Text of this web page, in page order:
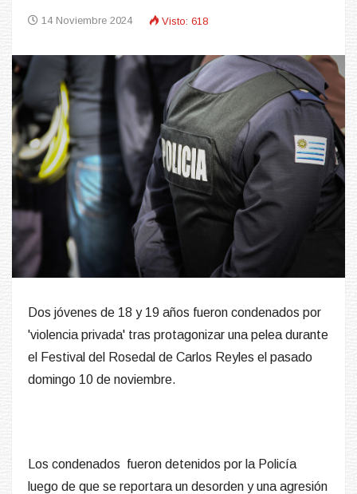
14 Noviembre 2024 Visto: 618
Dos jóvenes de 18 y 19 años fueron condenados por
'violencia privada' tras protagonizar una pelea durante
el Festival del Rosedal de Carlos Reyles el pasado
domingo 10 de noviembre.
Los condenados fueron detenidos por la Policía
luego de que se reportara un desorden y una agresión